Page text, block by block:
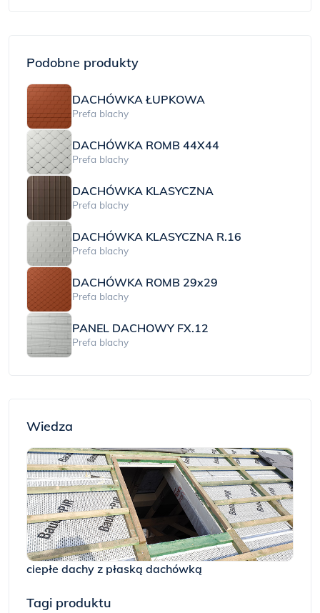
Podobne produkty
DACHÓWKA ŁUPKOWA
Prefa blachy
DACHÓWKA ROMB 44X44
Prefa blachy
DACHÓWKA KLASYCZNA
Prefa blachy
DACHÓWKA KLASYCZNA R.16
Prefa blachy
DACHÓWKA ROMB 29x29
Prefa blachy
PANEL DACHOWY FX.12
Prefa blachy
Wiedza
ciepłe dachy z płaską dachówką
Tagi produktu